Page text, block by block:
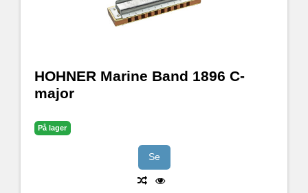
HOHNER Marine Band 1896 C-
major
På lager
Se